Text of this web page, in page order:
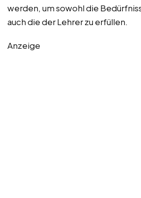
werden, um sowohl die
auch die der Lehrer zu erfüllen.
Anzeige